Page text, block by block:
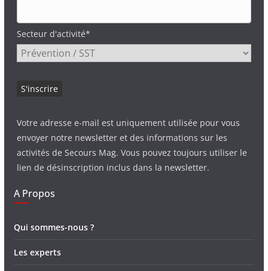
Secteur d'activité*
Votre adresse e-mail est uniquement utilisée pour vous
envoyer notre newsletter et des informations sur les
activités de Secours Mag. Vous pouvez toujours utiliser le
lien de désinscription inclus dans la newsletter.
A Propos
Qui sommes-nous ?
Les experts